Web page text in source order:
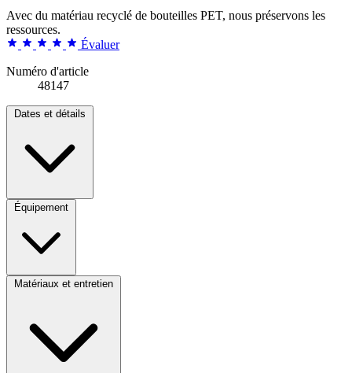
Avec du matériau recyclé de bouteilles PET, nous préservons les
ressources.
Évaluer
Numéro d'article
48147
Dates et détails
Équipement
Matériaux et entretien